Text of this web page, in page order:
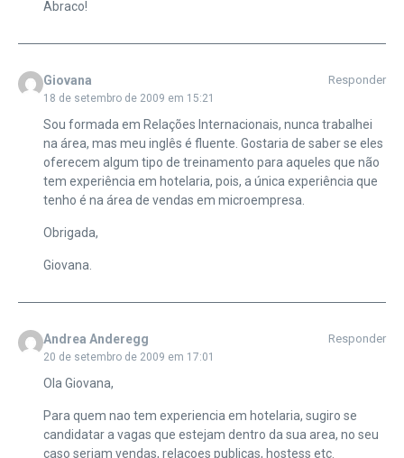
Abraco!
Giovana
18 de setembro de 2009 em 15:21
Responder
Sou formada em Relações Internacionais, nunca trabalhei
na área, mas meu inglês é fluente. Gostaria de saber se eles
oferecem algum tipo de treinamento para aqueles que não
tem experiência em hotelaria, pois, a única experiência que
tenho é na área de vendas em microempresa.
Obrigada,
Giovana.
Andrea Anderegg
20 de setembro de 2009 em 17:01
Responder
Ola Giovana,
Para quem nao tem experiencia em hotelaria, sugiro se
candidatar a vagas que estejam dentro da sua area, no seu
caso seriam vendas, relacoes publicas, hostess etc.